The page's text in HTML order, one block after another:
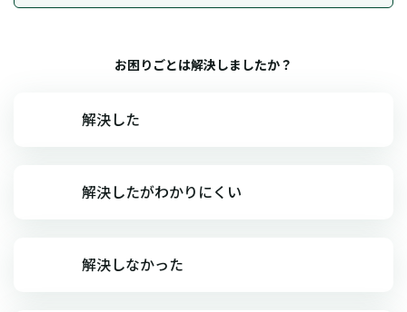
お困りごとは解決しましたか？
解決した
解決したがわかりにくい
解決しなかった